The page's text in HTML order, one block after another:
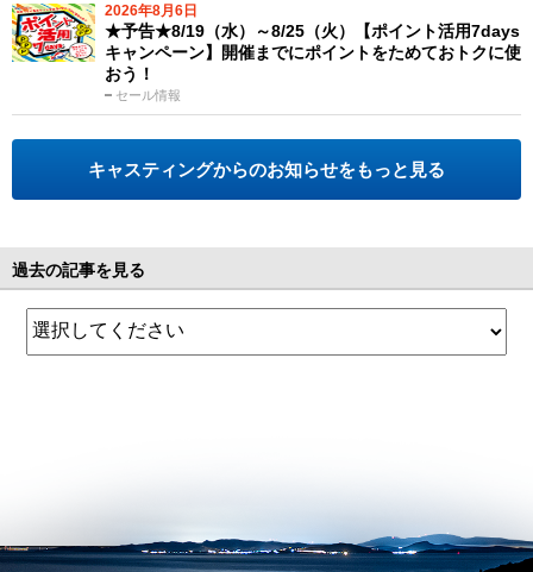
2026年8月6日
セール情報
★予告★8/19（水）～8/25（火）【ポイント活用7days
キャンペーン】開催までにポイントをためておトクに使
おう！
キャスティングからのお知らせをもっと見る
過去の記事を見る